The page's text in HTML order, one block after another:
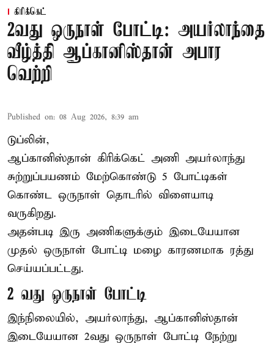
கிரிக்கெட்
2வது ஒருநாள் போட்டி: அயர்லாந்தை
வீழ்த்தி ஆப்கானிஸ்தான் அபார
வெற்றி
Published on: 08 Aug 2026, 8:39 am
டுப்லின்,
ஆப்கானிஸ்தான் கிரிக்கெட் அணி அயர்லாந்து
சுற்றுப்பயணம் மேற்கொண்டு 5 போட்டிகள்
கொண்ட ஒருநாள் தொடரில் விளையாடி
வருகிறது.
அதன்படி இரு அணிகளுக்கும் இடையேயான
முதல் ஒருநாள் போட்டி மழை காரணமாக ரத்து
செய்யப்பட்டது.
2 வது ஒருநாள் போட்டி
இந்நிலையில், அயர்லாந்து, ஆப்கானிஸ்தான்
இடையேயான 2வது ஒருநாள் போட்டி நேற்று